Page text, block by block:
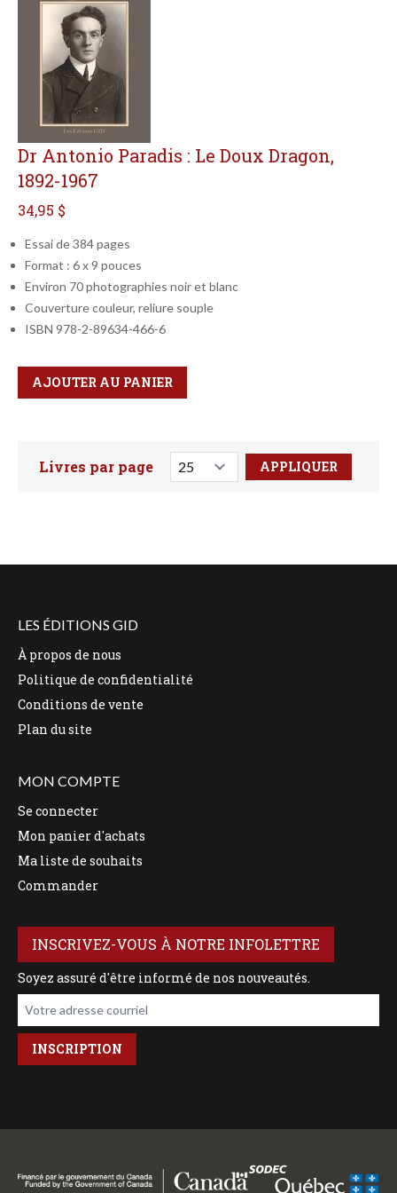
Dr Antonio Paradis : Le Doux Dragon,
1892-1967
34,95 $
Essai de 384 pages
Format : 6 x 9 pouces
Environ 70 photographies noir et blanc
Couverture couleur, reliure souple
ISBN 978-2-89634-466-6
Qté
Format
AJOUTER AU PANIER
Faites votre recherche ici
Livres par page
LES ÉDITIONS GID
À propos de nous
Politique de confidentialité
Conditions de vente
Plan du site
MON COMPTE
Se connecter
Mon panier d'achats
Ma liste de souhaits
Commander
INSCRIVEZ-VOUS À NOTRE INFOLETTRE
Soyez assuré d'être informé de nos nouveautés.
Votre adresse courriel